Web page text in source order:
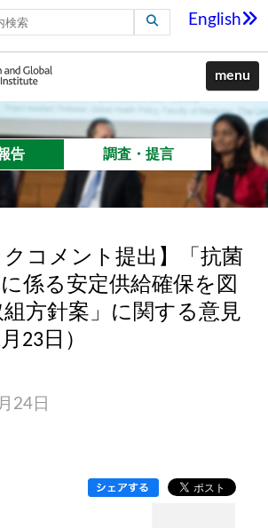
English
menu
告 調査・提言
クコメント提出】「抗菌
係る安定供給確保を図
方針案」に関する意見
23日）
24日